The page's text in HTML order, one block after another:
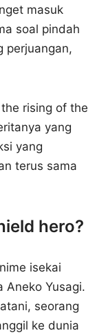
masuk
soal pindah
perjuangan,
rising of the
yang
yang
terus sama
hero?
isekai
Aneko Yusagi.
seorang
ke dunia